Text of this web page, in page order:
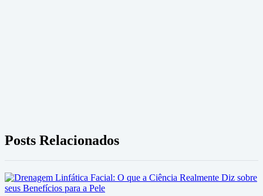
Posts Relacionados